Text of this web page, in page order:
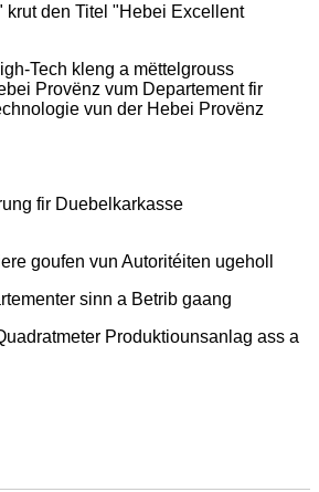
krut den Titel "Hebei Excellent
Tech kleng a mëttelgrouss
Provënz vum Departement fir
vun der Hebei Provënz
fir Duebelkarkasse
goufen vun Autoritéiten ugeholl
sinn a Betrib gaang
Produktiounsanlag ass a